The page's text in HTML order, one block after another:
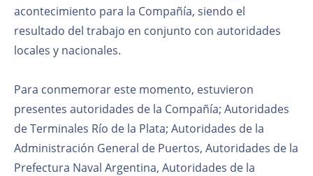
acontecimiento para la Compañía, siendo el
resultado del trabajo en conjunto con autoridades
locales y nacionales.
Para conmemorar este momento, estuvieron
presentes autoridades de la Compañía; Autoridades
de Terminales Río de la Plata; Autoridades de la
Administración General de Puertos, Autoridades de la
Prefectura Naval Argentina, Autoridades de la